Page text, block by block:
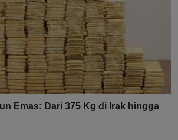
Emas: Dari 375 Kg di Irak hingga